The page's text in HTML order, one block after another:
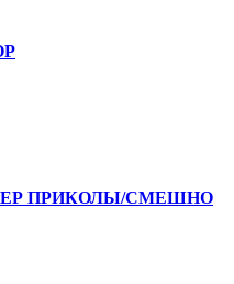
ПРИКОЛЫ/СМЕШНО